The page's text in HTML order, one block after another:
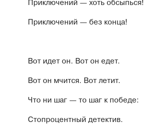
Приключений — хоть обсыпься!
Приключений — без конца!
Вот идет он. Вот он едет.
Вот он мчится. Вот летит.
Что ни шаг — то шаг к победе:
Стопроцентный детектив.